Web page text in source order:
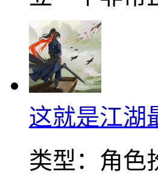
这就是江湖
类型： 角色